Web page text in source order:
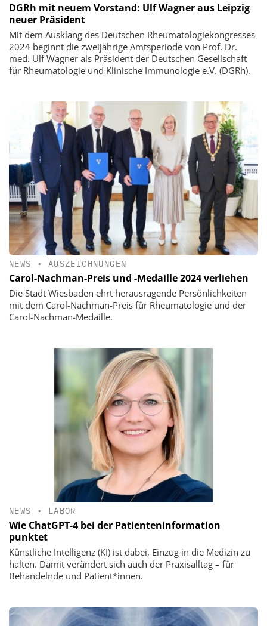
DGRh mit neuem Vorstand: Ulf Wagner aus Leipzig
neuer Präsident
Mit dem Ausklang des Deutschen Rheumatologiekongresses
2024 beginnt die zweijährige Amtsperiode von Prof. Dr.
med. Ulf Wagner als Präsident der Deutschen Gesellschaft
für Rheumatologie und Klinische Immunologie e.V. (DGRh).
NEWS • AUSZEICHNUNGEN
Carol-Nachman-Preis und -Medaille 2024 verliehen
Die Stadt Wiesbaden ehrt herausragende Persönlichkeiten
mit dem Carol-Nachman-Preis für Rheumatologie und der
Carol-Nachman-Medaille.
NEWS • LABOR
Wie ChatGPT-4 bei der Patienteninformation
punktet
Künstliche Intelligenz (KI) ist dabei, Einzug in die Medizin zu
halten. Damit verändert sich auch der Praxisalltag – für
Behandelnde und Patient*innen.